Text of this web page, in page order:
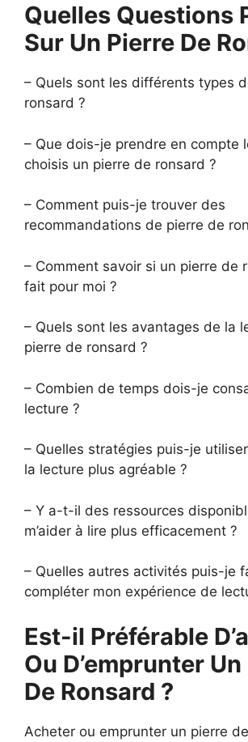
Quelles Questions
Sur Un Pierre De
– Quels sont les différents types
ronsard ?
– Que dois-je prendre en compte
choisis un pierre de ronsard ?
– Comment puis-je trouver des
recommandations de pierre de
– Comment savoir si un pierre de
fait pour moi ?
– Quels sont les avantages de la
pierre de ronsard ?
– Combien de temps dois-je
lecture ?
– Quelles stratégies puis-je
la lecture plus agréable ?
– Y a-t-il des ressources
m’aider à lire plus efficacement ?
– Quelles autres activités puis-je
compléter mon expérience de
Est-il Préférable
Ou D’emprunter
De Ronsard ?
Acheter ou emprunter un pierre